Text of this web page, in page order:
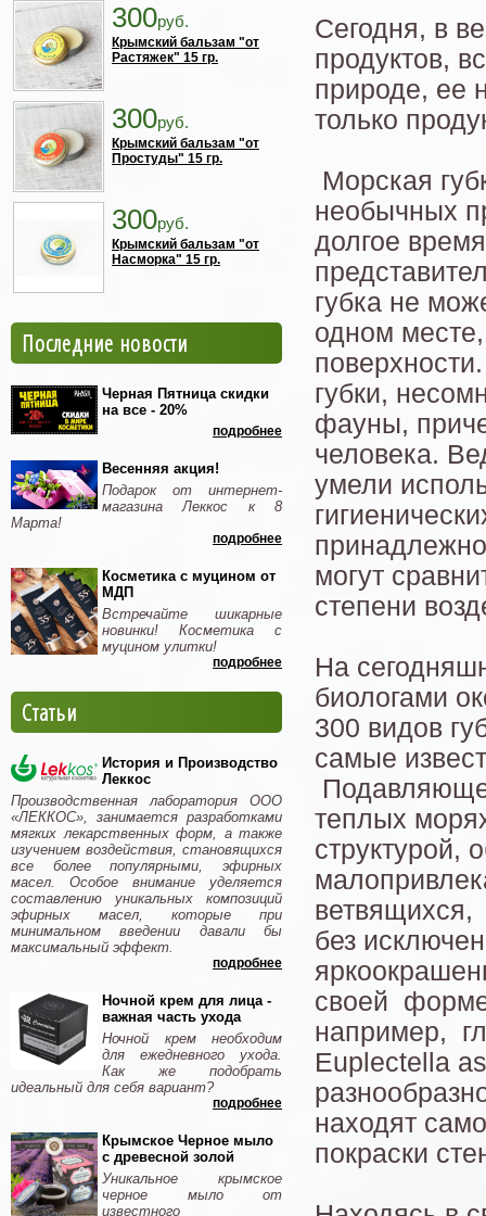
300руб.
Крымский бальзам "от
Растяжек" 15 гр.
300руб.
Крымский бальзам "от
Простуды" 15 гр.
300руб.
Крымский бальзам "от
Насморка" 15 гр.
Последние новости
Черная Пятница скидки
на все - 20%
подробнее
Весенняя акция!
Подарок от интернет-
магазина Леккос к 8
Марта!
подробнее
Косметика с муцином от
МДП
Встречайте шикарные
новинки! Косметика с
муцином улитки!
подробнее
Статьи
История и Производство
Леккос
Производственная лаборатория ООО
«ЛЕККОС», занимается разработками
мягких лекарственных форм, а также
изучением воздействия, становящихся
все более популярными, эфирных
масел. Особое внимание уделяется
составлению уникальных композиций
эфирных масел, которые при
минимальном введении давали бы
максимальный эффект.
подробнее
Ночной крем для лица -
важная часть ухода
Ночной крем необходим
для ежедневного ухода.
Как же подобрать
идеальный для себя вариант?
подробнее
Крымское Черное мыло
с древесной золой
Уникальное крымское
черное мыло от
известного
Сегодня, в
продуктов,
природе, ее
только
Морская
необычных
долгое
губка не
одном
губки,
фауны,
человека.
умели
могут
степени
На
биологами
300 видов
самые
теплых
структурой,
ветвящихся,
без
своей
например,
Euplectella
находят
покраски